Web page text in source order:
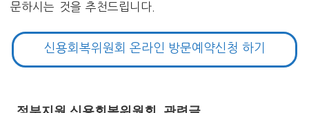
문하시는 것을 추천드립니다.
신용회복위원회 온라인 방문예약신청 하기